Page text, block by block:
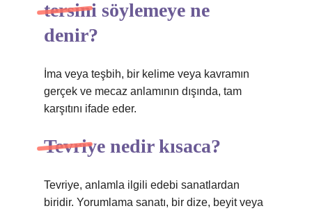
tersini söylemeye ne
denir?
İma veya teşbih, bir kelime veya kavramın
gerçek ve mecaz anlamının dışında, tam
karşıtını ifade eder.
Tevriye nedir kısaca?
Tevriye, anlamla ilgili edebi sanatlardan
biridir. Yorumlama sanatı, bir dize, beyit veya